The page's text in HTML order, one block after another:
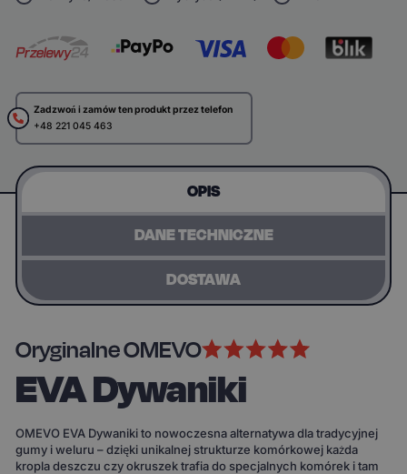
Zadzwoń i zamów ten produkt przez telefon
+48 221 045 463
OPIS
DANE TECHNICZNE
DOSTAWA
Oryginalne OMEVO
EVA Dywaniki
OMEVO EVA Dywaniki to nowoczesna alternatywa dla tradycyjnej
gumy i weluru – dzięki unikalnej strukturze komórkowej każda
kropla deszczu czy okruszek trafia do specjalnych komórek i tam